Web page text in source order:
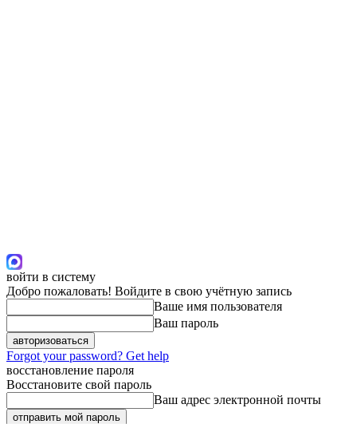
войти в систему
Добро пожаловать! Войдите в свою учётную запись
Ваше имя пользователя
Ваш пароль
Forgot your password? Get help
восстановление пароля
Восстановите свой пароль
Ваш адрес электронной почты